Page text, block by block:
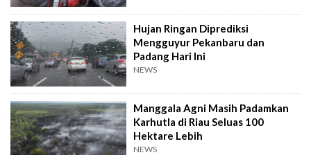
Hujan Ringan Diprediksi
Mengguyur Pekanbaru dan
Padang Hari Ini
NEWS
Manggala Agni Masih Padamkan
Karhutla di Riau Seluas 100
Hektare Lebih
NEWS